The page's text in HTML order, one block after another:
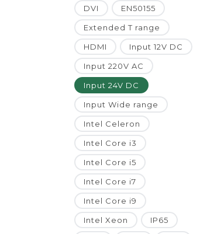
DVI EN50155
Extended T range
HDMI Input 12V DC
Input 220V AC
Input 24V DC
Input Wide range
Intel Celeron
Intel Core i3
Intel Core i5
Intel Core i7
Intel Core i9
Intel Xeon IP65